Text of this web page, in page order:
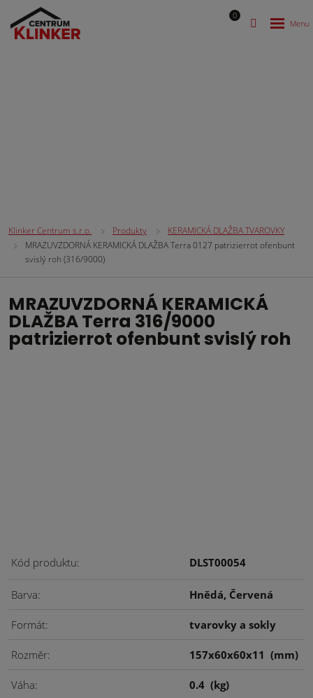
0
Klinker Centrum s.r.o. Produkty
KERAMICKÁ DLAŽBA TVAROVKY
MRAZUVZDORNÁ KERAMICKÁ DLAŽBA Terra 0127 patrizierrot ofenbunt
svislý roh (316/9000)
MRAZUVZDORNÁ KERAMICKÁ
DLAŽBA Terra 316/9000
patrizierrot ofenbunt svislý roh
Kód produktu DLST00054
Barva Hnědá, Červená
Formát tvarovky a sokly
Rozměr 157x60x60x11 (mm)
Váha 0.4 (kg)